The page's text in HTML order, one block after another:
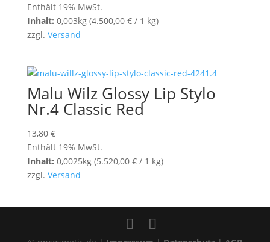
Enthält 19% MwSt.
Inhalt: 0,003kg (4.500,00 €/ 1 kg)
zzgl. Versand
Malu Wilz Glossy Lip Stylo
Nr.4 Classic Red
13,80 €
Enthält 19% MwSt.
Inhalt: 0,0025kg (5.520,00 €/ 1 kg)
zzgl. Versand